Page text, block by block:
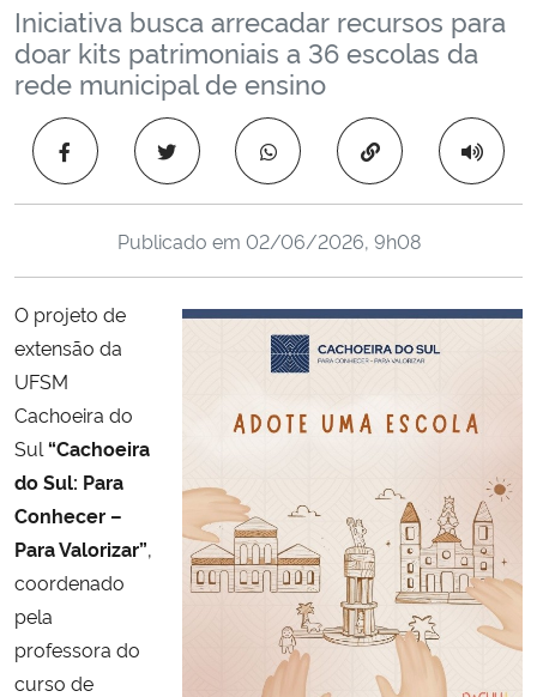
Ministério da Saúde
Ministério de Minas e Energia
Ministério da Ciência, Tecnologia, Inovações e Comunicações
Ministério do Meio Ambiente
Ministério do Turismo
Ministério do Desenvolvimento Regional
Secretaria-Geral
Secretaria de Governo
Gabinete de Segurança Institucional
Iniciativa busca arrecadar recursos para
doar kits patrimoniais a 36 escolas da
rede municipal de ensino
Copiar para área
Publicado em 02/06/2026, 9h08
O projeto de
extensão da
UFSM
Cachoeira do
Sul “Cachoeira
do Sul: Para
Conhecer –
Para Valorizar”,
coordenado
pela
professora do
curso de